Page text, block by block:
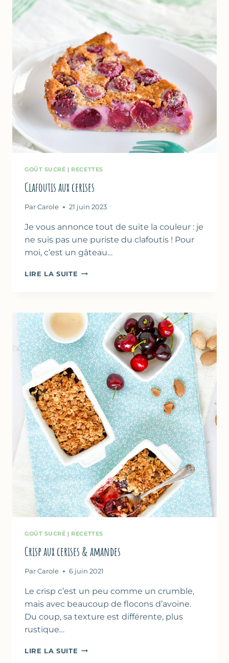
GOÛT SUCRÉ | RECETTES
Clafoutis aux cerises
Par Carole 21 juin 2023
Je vous annonce tout de suite la couleur : je
ne suis pas une puriste du clafoutis ! Pour
moi, c’est un gâteau…
LIRE LA SUITE CLAFOUTIS
GOÛT SUCRÉ | RECETTES
Crisp aux cerises & amandes
Par Carole 6 juin 2021
Le crisp c’est un peu comme un crumble,
mais avec beaucoup de flocons d’avoine.
Du coup, sa texture est différente, plus
rustique…
LIRE LA SUITE CRISP